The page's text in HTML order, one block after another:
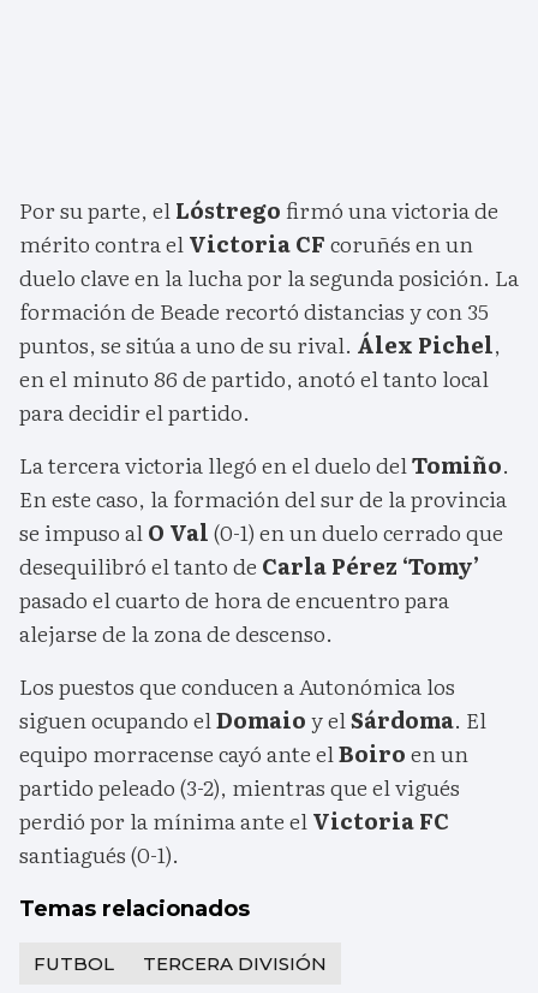
Por su parte, elLóstregofirmó una victoria de
mérito contra elVictoria CFcoruñés en un
duelo clave en la lucha por la segunda posición. La
formación de Beade recortó distancias y con 35
puntos, se sitúa a uno de su rival. Álex Pichel,
en el minuto 86 de partido, anotó el tanto local
para decidir el partido.
La tercera victoria llegó en el duelo delTomiño.
En este caso, la formación del sur de la provincia
se impuso alO Val(0-1) en un duelo cerrado que
desequilibró el tanto de Carla Pérez ‘Tomy’
pasado el cuarto de hora de encuentro para
alejarse de la zona de descenso.
Los puestos que conducen a Autonómica los
siguen ocupando elDomaioy elSárdoma. El
equipo morracense cayó ante elBoiroen un
partido peleado (3-2), mientras que el vigués
perdió por la mínima ante elVictoria FC
santiagués (0-1).
Temas relacionados
FUTBOL TERCERA DIVISIÓN